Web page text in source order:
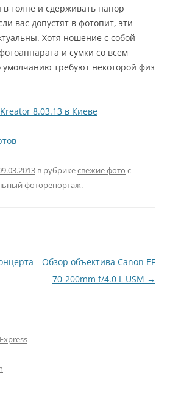
в толпе и сдерживать напор
вас допустят в фотопит, эти
Хотя ношение с собой
и сумки со всем
требуют некоторой физ
8.03.13 в Киеве
в рубрикесвежие фото с
фоторепортаж.
Обзор объектива Canon EF
70-200mm f/4.0 L USM →